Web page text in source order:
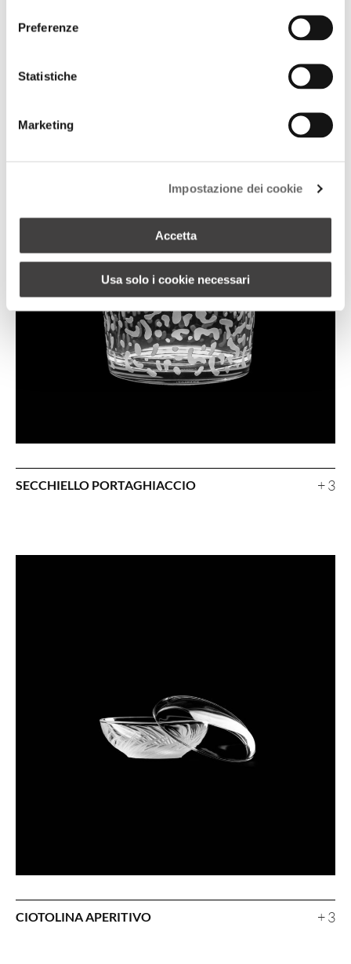
Preferenze
Statistiche
Marketing
Impostazione dei cookie
Accetta
Usa solo i cookie necessari
SECCHIELLO PORTAGHIACCIO + 3
CIOTOLINA APERITIVO + 3